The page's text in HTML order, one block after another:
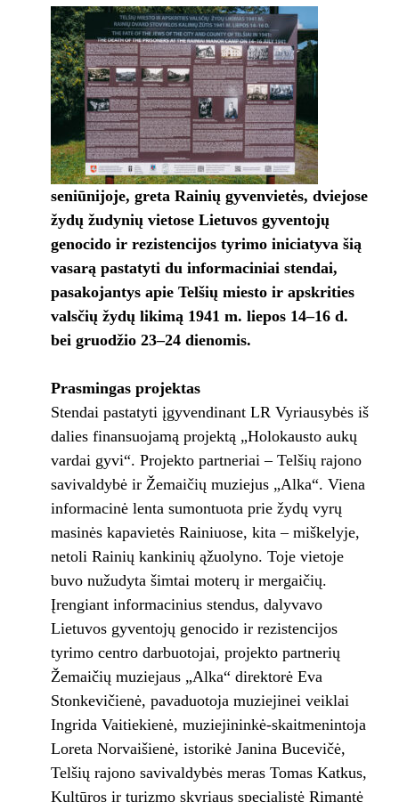
seniūnijoje, greta Rainių gyvenvietės, dviejose
žydų žudynių vietose Lietuvos gyventojų
genocido ir rezistencijos tyrimo iniciatyva šią
vasarą pastatyti du informaciniai stendai,
pasakojantys apie Telšių miesto ir apskrities
valsčių žydų likimą 1941 m. liepos 14–16 d.
bei gruodžio 23–24 dienomis.
Prasmingas projektas
Stendai pastatyti įgyvendinant LR Vyriausybės iš
dalies finansuojamą projektą „Holokausto aukų
vardai gyvi“. Projekto partneriai – Telšių rajono
savivaldybė ir Žemaičių muziejus „Alka“. Viena
informacinė lenta sumontuota prie žydų vyrų
masinės kapavietės Rainiuose, kita – miškelyje,
netoli Rainių kankinių ąžuolyno. Toje vietoje
buvo nužudyta šimtai moterų ir mergaičių.
Įrengiant informacinius stendus, dalyvavo
Lietuvos gyventojų genocido ir rezistencijos
tyrimo centro darbuotojai, projekto partnerių
Žemaičių muziejaus „Alka“ direktorė Eva
Stonkevičienė, pavaduotoja muziejinei veiklai
Ingrida Vaitiekienė, muziejininkė-skaitmenintoja
Loreta Norvaišienė, istorikė Janina Bucevičė,
Telšių rajono savivaldybės meras Tomas Katkus,
Kultūros ir turizmo skyriaus specialistė Rimantė